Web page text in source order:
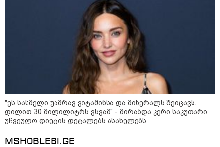
არშემდგარი ქორწინება 15 წლით უფროს
ქართველთან - ალინა კაბაევას
საიდუმლო ცხოვრება: როგორ
გამოიყურებოდა ის პლასტიკურ
ოპერაციებამდე
"ეს სასმელი უამრავ ვიტამინსა და მინერალს შეიცავს.
დილით 30 მილილიტრს ვსვამ" - მირანდა კერი საკუთარი
უჩვეულო დიეტის დეტალებს ასახელებს
MSHOBLEBI.GE